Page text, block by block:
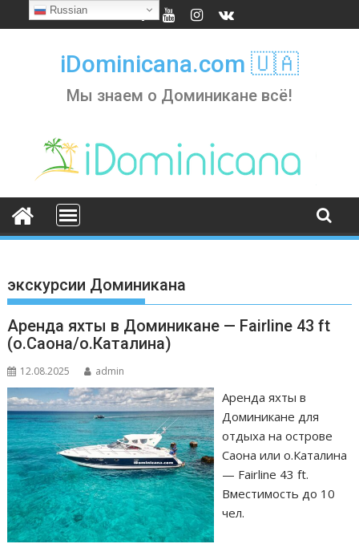
to
iDominicana.com 🇺🇦
Мы знаем о Доминикане всё!
экскурсии Доминикана
Аренда яхты в Доминикане — Fairline 43 ft
(о.Саона/о.Каталина)
12.08.2025 admin
Аренда яхты в
Доминикане для
отдыха на острове
Саона или о.Каталина
— Fairline 43 ft.
Вместимость до 10
чел.
Russian